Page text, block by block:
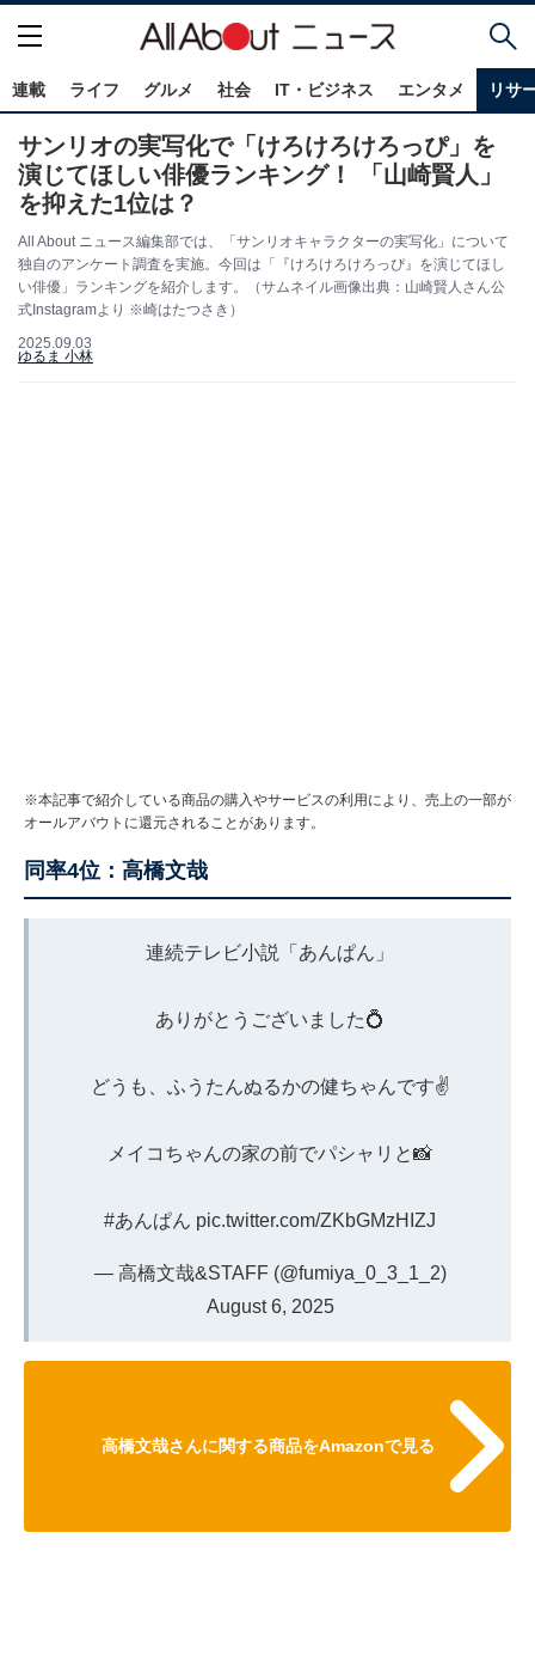
連載 ライフ グルメ 社会 IT・ビジネス エンタメ リサ
サンリオの実写化で「けろけろけろっぴ」を
演じてほしい俳優ランキング！ 「山崎賢人」
を抑えた1位は？
All About ニュース編集部では、「サンリオキャラクターの実写化」について
独自のアンケート調査を実施。今回は「『けろけろけろっぴ』を演じてほし
い俳優」ランキングを紹介します。（サムネイル画像出典：山崎賢人さん公
式Instagramより ※崎はたつさき）
2025.09.03
ゆるま 小林
※本記事で紹介している商品の購入やサービスの利用により、売上の一部が
オールアバウトに還元されることがあります。
同率4位：高橋文哉
連続テレビ小説「あんぱん」
ありがとうございました💍
どうも、ふうたんぬるかの健ちゃんです✌️
メイコちゃんの家の前でパシャリと📸
#あんぱん pic.twitter.com/ZKbGMzHIZJ
— 高橋文哉&STAFF (@fumiya_0_3_1_2)
August 6, 2025
高橋文哉さんに関する商品をAmazonで見る